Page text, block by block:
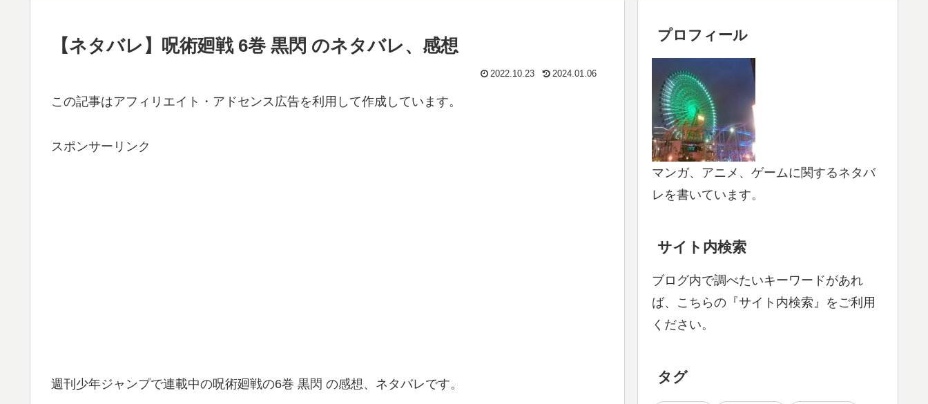
【ネタバレ】呪術廻戦 6巻 黒閃 のネタバレ、感想
2022.10.23 2024.01.06
この記事はアフィリエイト・アドセンス広告を利用して作成しています。
スポンサーリンク
週刊少年ジャンプで連載中の呪術廻戦の6巻 黒閃 の感想、ネタバレです。
プロフィール
マンガ、アニメ、ゲームに関するネタバ
レを書いています。
サイト内検索
ブログ内で調べたいキーワードがあれ
ば、こちらの『サイト内検索』をご利用
ください。
タグ